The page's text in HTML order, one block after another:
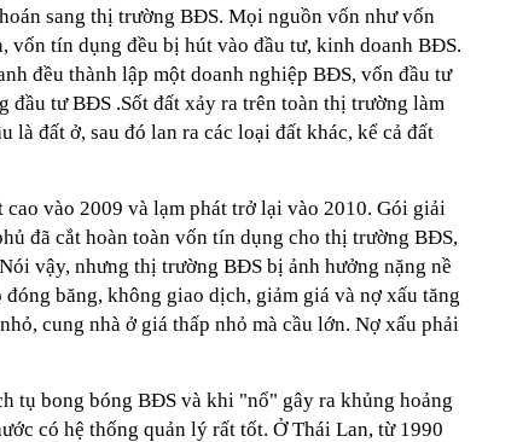
sang thị trường BĐS. Mọi nguồn vốn như vốn
vốn tín dụng đều bị hút vào đầu tư, kinh doanh BĐS.
đều thành lập một doanh nghiệp BĐS, vốn đầu tư
đầu tư BĐS .Sốt đất xảy ra trên toàn thị trường làm
là đất ở, sau đó lan ra các loại đất khác, kể cả đất
vào 2009 và lạm phát trở lại vào 2010. Gói giải
đã cắt hoàn toàn vốn tín dụng cho thị trường BĐS,
vậy, nhưng thị trường BĐS bị ảnh hưởng nặng nề
băng, không giao dịch, giảm giá và nợ xấu tăng
cung nhà ở giá thấp nhỏ mà cầu lớn. Nợ xấu phải
tụ bong bóng BĐS và khi "nổ" gây ra khủng hoảng
có hệ thống quản lý rất tốt. Ở Thái Lan, từ 1990